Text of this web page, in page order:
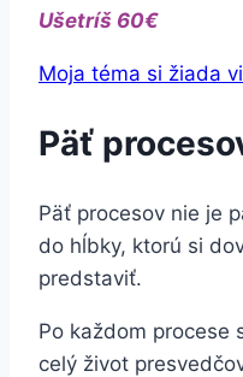
Ušetríš 60€
Moja téma si žiada
Päť
Päť procesov nie je
do hĺbky, ktorú si
predstaviť.
Po každom procese
celý život